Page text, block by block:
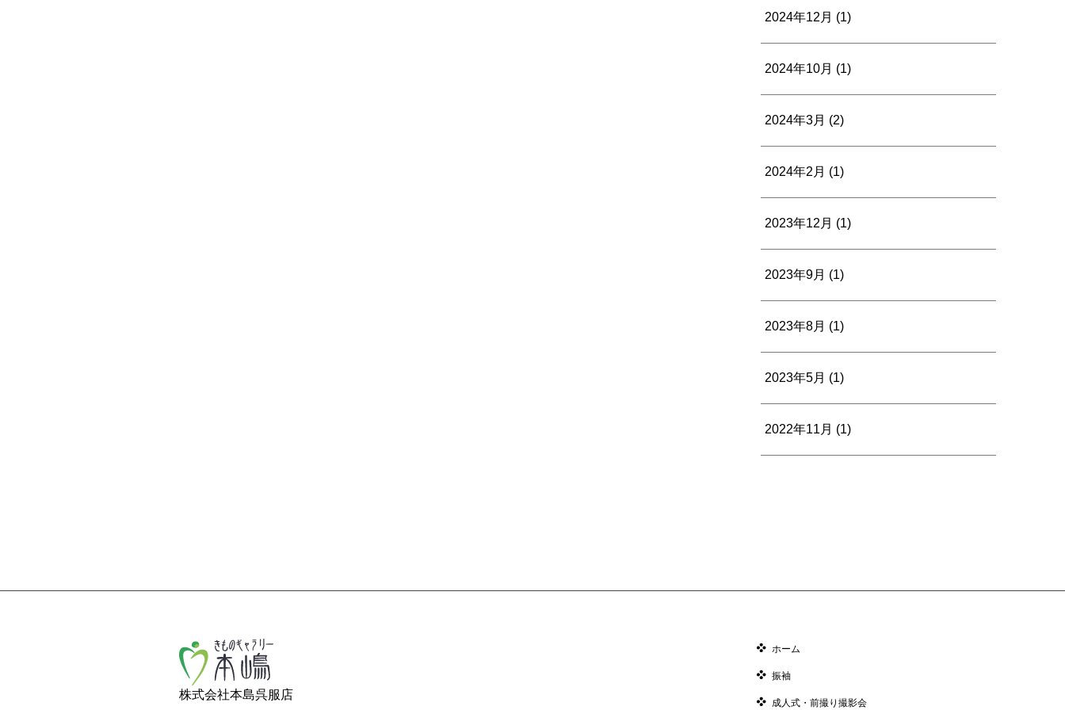
2024年12月 (1)
2024年10月 (1)
2024年3月 (2)
2024年2月 (1)
2023年12月 (1)
2023年9月 (1)
2023年8月 (1)
2023年5月 (1)
2022年11月 (1)
株式会社本島呉服店
ホーム
振袖
成人式・前撮り撮影会